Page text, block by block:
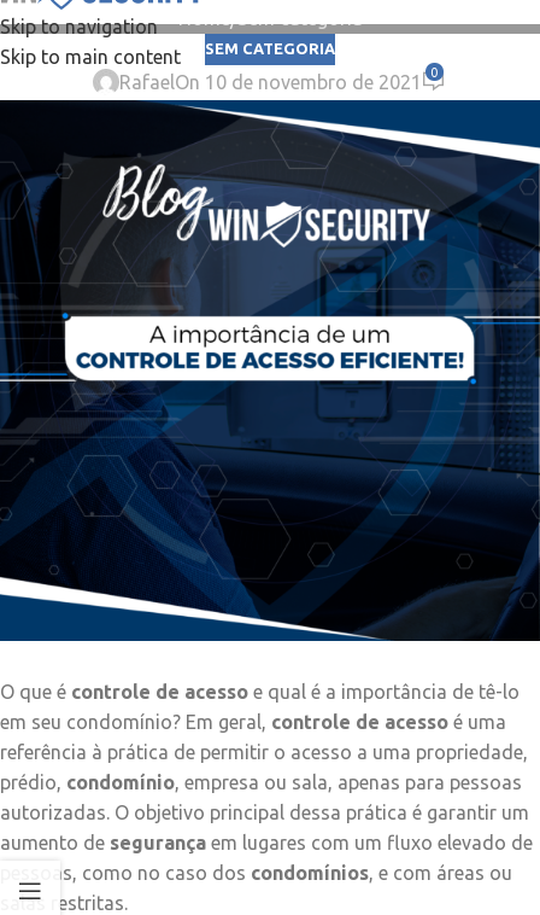
Skip to navigation
Skip to main content
SEM CATEGORIA
RafaelOn 10 de novembro de 2021 0
O que é controle de acesso e qual é a importância de tê-lo
em seu condomínio? Em geral, controle de acesso é uma
referência à prática de permitir o acesso a uma propriedade,
prédio, condomínio, empresa ou sala, apenas para pessoas
autorizadas. O objetivo principal dessa prática é garantir um
aumento de segurança em lugares com um fluxo elevado de
pessoas, como no caso dos condomínios, e com áreas ou
salas restritas.